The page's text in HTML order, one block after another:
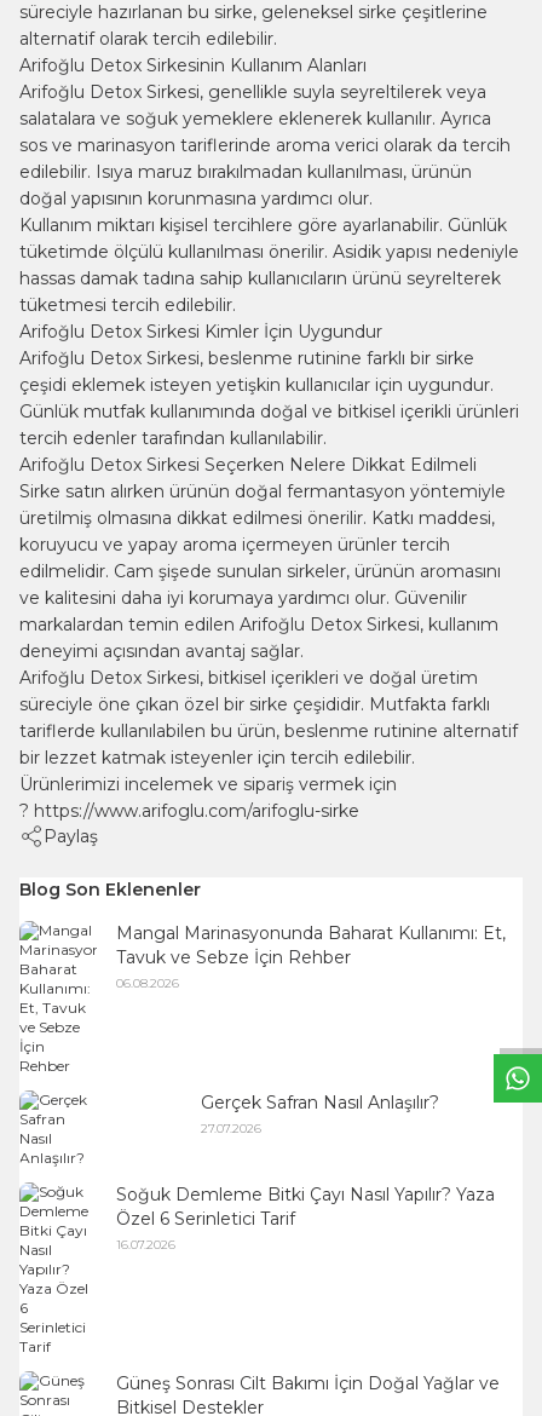
süreciyle hazırlanan bu sirke, geleneksel sirke çeşitlerine
alternatif olarak tercih edilebilir.
Arifoğlu Detox Sirkesinin Kullanım Alanları
Arifoğlu Detox Sirkesi, genellikle suyla seyreltilerek veya
salatalara ve soğuk yemeklere eklenerek kullanılır. Ayrıca
sos ve marinasyon tariflerinde aroma verici olarak da tercih
edilebilir. Isıya maruz bırakılmadan kullanılması, ürünün
doğal yapısının korunmasına yardımcı olur.
Kullanım miktarı kişisel tercihlere göre ayarlanabilir. Günlük
tüketimde ölçülü kullanılması önerilir. Asidik yapısı nedeniyle
hassas damak tadına sahip kullanıcıların ürünü seyrelterek
tüketmesi tercih edilebilir.
Arifoğlu Detox Sirkesi Kimler İçin Uygundur
Arifoğlu Detox Sirkesi, beslenme rutinine farklı bir sirke
çeşidi eklemek isteyen yetişkin kullanıcılar için uygundur.
Günlük mutfak kullanımında doğal ve bitkisel içerikli ürünleri
tercih edenler tarafından kullanılabilir.
Arifoğlu Detox Sirkesi Seçerken Nelere Dikkat Edilmeli
Sirke satın alırken ürünün doğal fermantasyon yöntemiyle
üretilmiş olmasına dikkat edilmesi önerilir. Katkı maddesi,
koruyucu ve yapay aroma içermeyen ürünler tercih
edilmelidir. Cam şişede sunulan sirkeler, ürünün aromasını
ve kalitesini daha iyi korumaya yardımcı olur. Güvenilir
markalardan temin edilen Arifoğlu Detox Sirkesi, kullanım
deneyimi açısından avantaj sağlar.
Arifoğlu Detox Sirkesi, bitkisel içerikleri ve doğal üretim
süreciyle öne çıkan özel bir sirke çeşididir. Mutfakta farklı
tariflerde kullanılabilen bu ürün, beslenme rutinine alternatif
bir lezzet katmak isteyenler için tercih edilebilir.
Ürünlerimizi incelemek ve sipariş vermek için
? https://www.arifoglu.com/arifoglu-sirke
Paylaş
Blog Son Eklenenler
Mangal Marinasyonunda Baharat Kullanımı: Et,
Tavuk ve Sebze İçin Rehber
06.08.2026
Gerçek Safran Nasıl Anlaşılır?
27.07.2026
Soğuk Demleme Bitki Çayı Nasıl Yapılır? Yaza
Özel 6 Serinletici Tarif
16.07.2026
Güneş Sonrası Cilt Bakımı İçin Doğal Yağlar ve
Bitkisel Destekler